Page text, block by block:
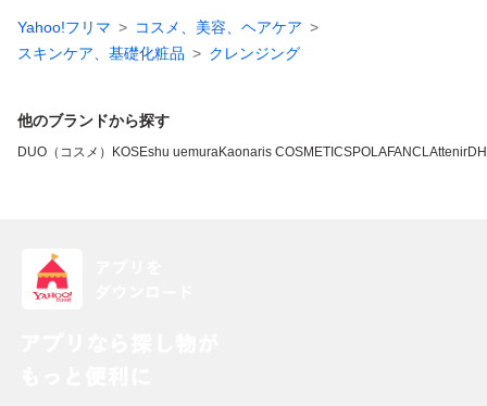
Yahoo!フリマ
コスメ、美容、ヘアケア
スキンケア、基礎化粧品
クレンジング
他のブランドから探す
DUO（コスメ） KOSEshu uemuraKaonaris COSMETICSPOLAFANCLAttenir